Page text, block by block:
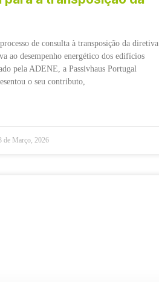
de consulta à transposição da diretiva
ao desempenho energético dos edifícios
pela ADENE, a Passivhaus Portugal
o seu contributo,
de Março, 2026